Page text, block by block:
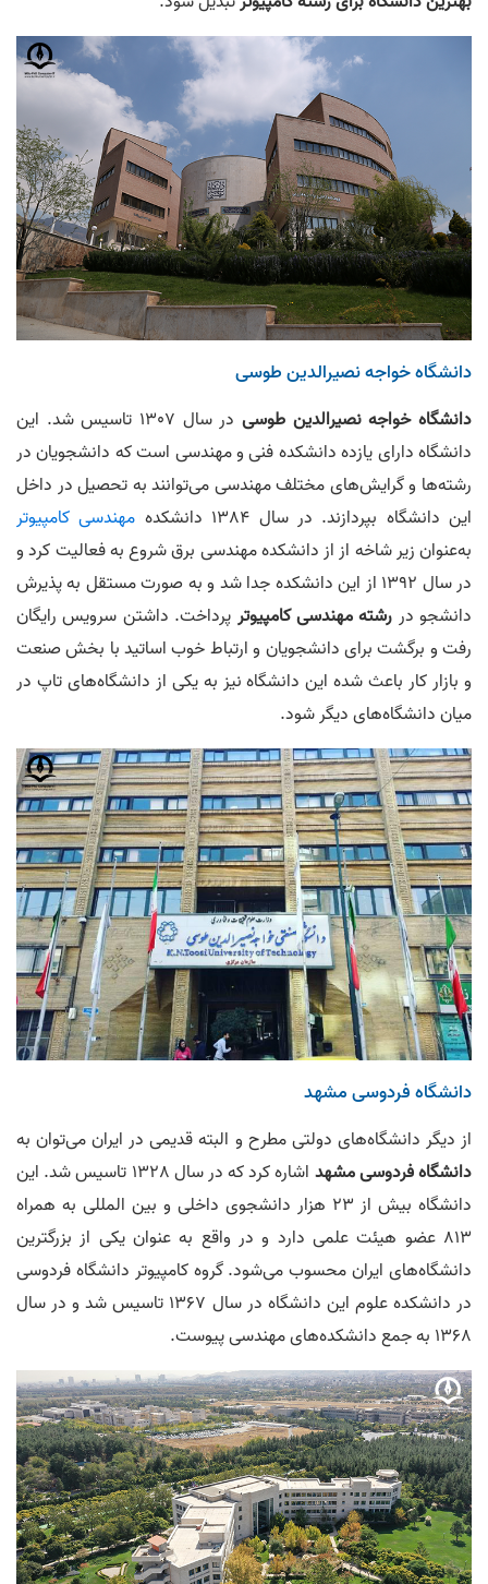
دانشگاه خواجه نصیرالدین طوسی
دانشگاه خواجه نصیرالدین طوسی
در سال 1307 تاسیس شد. این
دانشگاه دارای یازده دانشکده فنی و مهندسی است که دانشجویان در
رشته‌ها و گرایش‌های مختلف مهندسی می‌توانند به تحصیل در داخل
این دانشگاه بپردازند. در سال 1384 دانشکده
مهندسی کامپیوتر
به‌عنوان زیر شاخه از از دانشکده مهندسی برق شروع به فعالیت کرد و
در سال 1392 از این دانشکده جدا شد و به صورت مستقل به پذیرش
دانشجو در رشته مهندسی کامپیوتر پرداخت. داشتن سرویس رایگان
رفت و برگشت برای دانشجویان و ارتباط خوب اساتید با بخش صنعت
و بازار کار باعث شده این دانشگاه نیز به یکی از دانشگاه‌های تاپ در
میان دانشگاه‌های دیگر شود.
دانشگاه فردوسی مشهد
از دیگر دانشگاه‌های دولتی مطرح و البته قدیمی در ایران می‌توان به
دانشگاه فردوسی مشهد
اشاره کرد که در سال 1328 تاسیس شد. این
دانشگاه بیش از 23 هزار دانشجوی داخلی و بین المللی به همراه
813 عضو هیئت علمی دارد و در واقع به عنوان یکی از بزرگترین
دانشگاه‌های ایران محسوب می‌شود. گروه کامپیوتر دانشگاه فردوسی
در دانشکده علوم این دانشگاه در سال 1367 تاسیس شد و در سال
1368 به جمع دانشکده‌های مهندسی پیوست.